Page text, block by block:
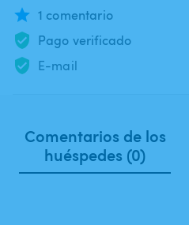
1 comentario
Pago verificado
E-mail
Comentarios de los
huéspedes (0)